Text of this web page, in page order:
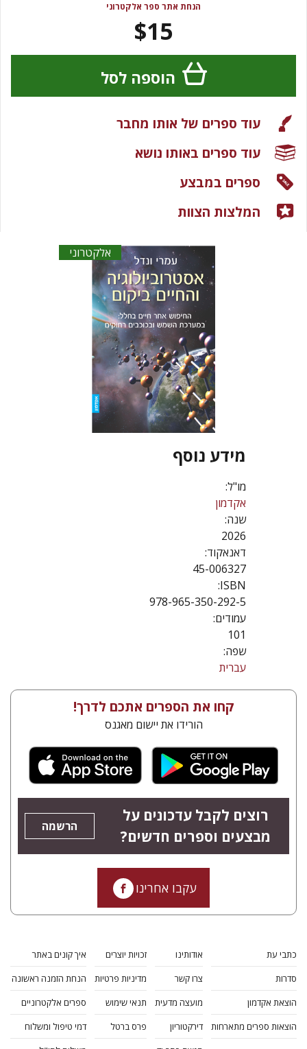
אלקטרוני
מידע נוסף
מו"ל:
אקדמון
שנה:
2026
דאנאקוד:
45-006327
ISBN:
978-965-350-292-5
עמודים:
101
שפה:
עברית
הנחת אתר ספר אלקטרוני
$15
הוספה לסל
עוד ספרים של אותו מחבר
עוד ספרים באותו נושא
ספרים במבצע
המלצות הצוות
קחו את הספרים אתכם לדרך!
הורידו את יישום מאגנס
רוצים לקבל עדכונים על
מבצעים וספרים חדשים?
הרשמה
עקבו אחרינו
כתבי עת
סדרות
הוצאת אקדמון
הוצאות ספרים מתארחות
אודותינו
צרו קשר
מועצה מדעית
דירקטוריון
זכויות יוצרים
מדיניות פרטיות
תנאי שימוש
פרס ברטל
איך קונים באתר
הנחת הזמנה ראשונה
ספרים אלקטרוניים
דמי טיפול ומשלוח